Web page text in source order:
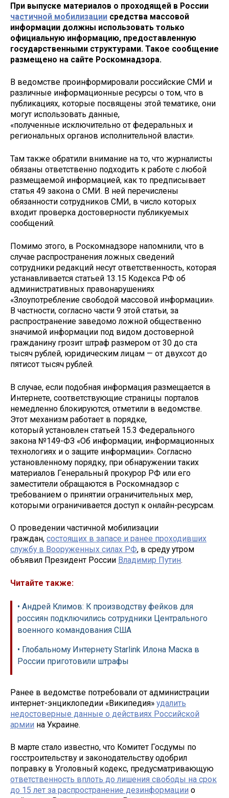
При выпуске материалов о проходящей в России
частичной мобилизации средства массовой
информации должны использовать только
официальную информацию, предоставленную
государственными структурами. Такое сообщение
размещено на сайте Роскомнадзора.
В ведомстве проинформировали российские СМИ и
различные информационные ресурсы о том, что в
публикациях, которые посвящены этой тематике, они
могут использовать данные,
«полученные исключительно от федеральных и
региональных органов исполнительной власти».
Там также обратили внимание на то, что журналисты
обязаны ответственно подходить к работе с любой
размещаемой информацией, как то предписывает
статья 49 закона о СМИ. В ней перечислены
обязанности сотрудников СМИ, в число которых
входит проверка достоверности публикуемых
сообщений.
Помимо этого, в Роскомнадзоре напомнили, что в
случае распространения ложных сведений
сотрудники редакций несут ответственность, которая
устанавливается статьей 13.15 Кодекса РФ об
административных правонарушениях
«Злоупотребление свободой массовой информации».
В частности, согласно части 9 этой статьи, за
распространение заведомо ложной общественно
значимой информации под видом достоверной
гражданину грозит штраф размером от 30 до ста
тысяч рублей, юридическим лицам — от двухсот до
пятисот тысяч рублей.
В случае, если подобная информация размещается в
Интернете, соответствующие страницы порталов
немедленно блокируются, отметили в ведомстве.
Этот механизм работает в порядке,
который установлен статьей 15.3 Федерального
закона №149-ФЗ «Об информации, информационных
технологиях и о защите информации». Согласно
установленному порядку, при обнаружении таких
материалов Генеральный прокурор РФ или его
заместители обращаются в Роскомнадзор с
требованием о принятии ограничительных мер,
которыми ограничивается доступ к онлайн-ресурсам.
О проведении частичной мобилизации
граждан, состоящих в запасе и ранее проходивших
службу в Вооруженных силах РФ, в среду утром
объявил Президент России Владимир Путин.
Читайте также:
• Андрей Климов: К производству фейков для
россиян подключились сотрудники Центрального
военного командования США
• Глобальному Интернету Starlink Илона Маска в
России приготовили штрафы
Ранее в ведомстве потребовали от администрации
интернет-энциклопедии «Википедия» удалить
недостоверные данные о действиях Российской
армии на Украине.
В марте стало известно, что Комитет Госдумы по
госстроительству и законодательству одобрил
поправку в Уголовный кодекс, предусматривающую
ответственность вплоть до лишения свободы на срок
до 15 лет за распространение дезинформации о